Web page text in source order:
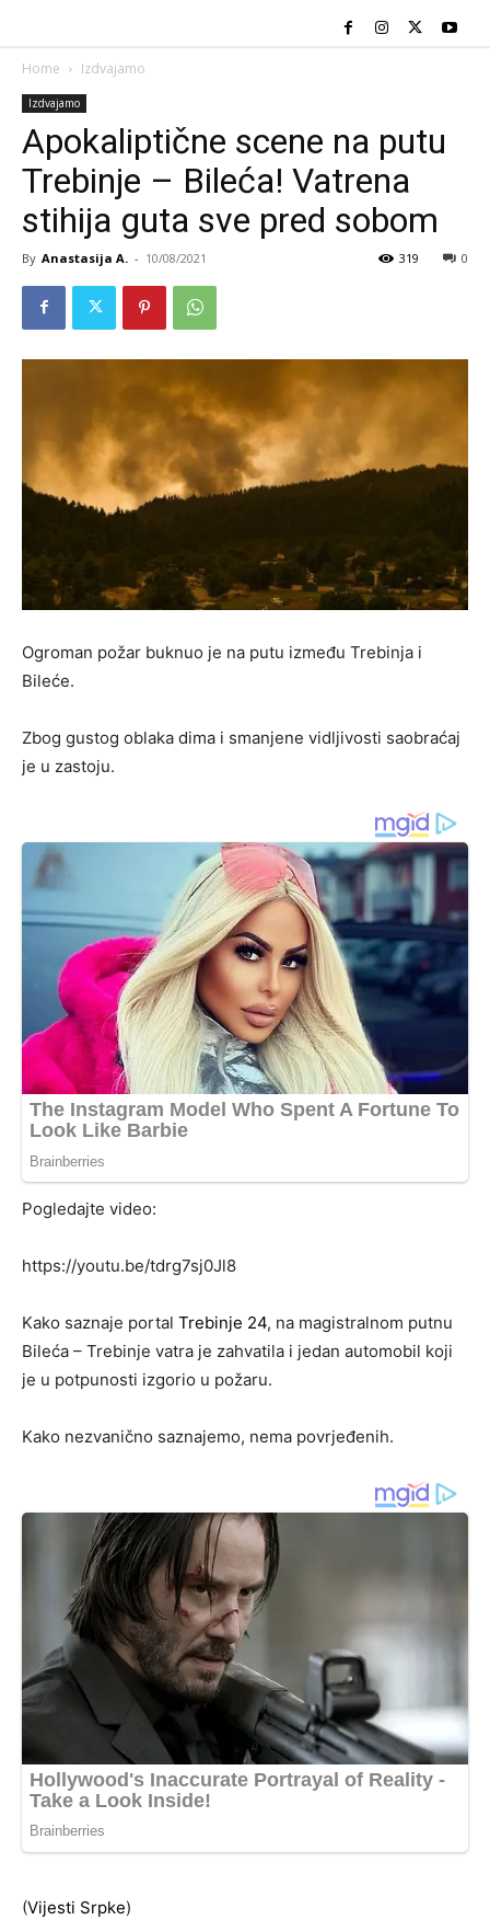
Home Izdvajamo
Izdvajamo
Apokaliptične scene na putu
Trebinje – Bileća! Vatrena
stihija guta sve pred sobom
By Anastasija A. - 10/08/2021 0
319
Ogroman požar buknuo je na putu između Trebinja i
Bileće.
Zbog gustog oblaka dima i smanjene vidljivosti saobraćaj
je u zastoju.
Pogledajte video:
https://youtu.be/tdrg7sj0Jl8
Kako saznaje portal Trebinje 24, na magistralnom putnu
Bileća – Trebinje vatra je zahvatila i jedan automobil koji
je u potpunosti izgorio u požaru.
Kako nezvanično saznajemo, nema povrjeđenih.
(Vijesti Srpke)